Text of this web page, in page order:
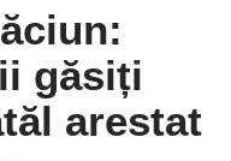
găsiți
arestat